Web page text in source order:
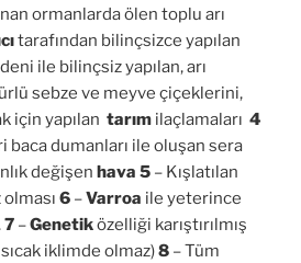
ormanlarda ölen toplu arı
tarafından bilinçsizce yapılan
ile bilinçsiz yapılan, arı
sebze ve meyve çiçeklerini,
için yapılan tarım ilaçlamaları 4
baca dumanları ile oluşan sera
değişen hava 5 – Kışlatılan
olması 6 –Varroa ile yeterince
7 –Genetiközelliği karıştırılmış
sıcak iklimde olmaz)8 – Tüm